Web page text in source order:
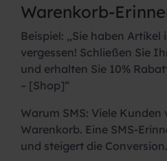
Warenkorb-
Beispiel: „Sie haben
vergessen! Schließen Sie
und erhalten Sie 10%
– [Shop]“
Warum SMS: Viele Kunden
Warenkorb. Eine SMS-
und steigert die Conversion.